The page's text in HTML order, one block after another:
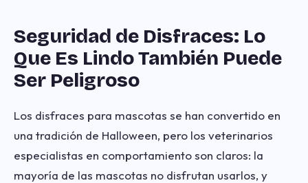
Seguridad de Disfraces: Lo
Que Es Lindo También Puede
Ser Peligroso
Los disfraces para mascotas se han convertido en
una tradición de Halloween, pero los veterinarios
especialistas en comportamiento son claros: la
mayoría de las mascotas no disfrutan usarlos, y